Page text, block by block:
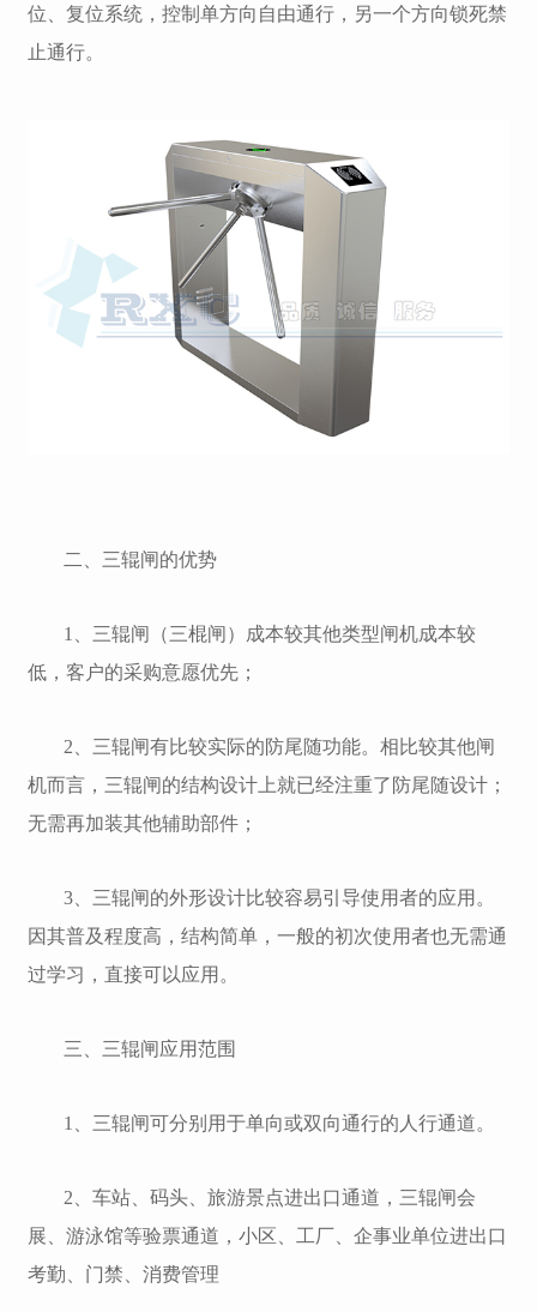
位、复位系统，控制单方向自由通行，另一个方向锁死禁
止通行。
二、三辊闸的优势
1、三辊闸（三棍闸）成本较其他类型闸机成本较
低，客户的采购意愿优先；
2、三辊闸有比较实际的防尾随功能。相比较其他闸
机而言，三辊闸的结构设计上就已经注重了防尾随设计；
无需再加装其他辅助部件；
3、三辊闸的外形设计比较容易引导使用者的应用。
因其普及程度高，结构简单，一般的初次使用者也无需通
过学习，直接可以应用。
三、三辊闸应用范围
1、三辊闸可分别用于单向或双向通行的人行通道。
2、车站、码头、旅游景点进出口通道，三辊闸会
展、游泳馆等验票通道，小区、工厂、企事业单位进出口
考勤、门禁、消费管理